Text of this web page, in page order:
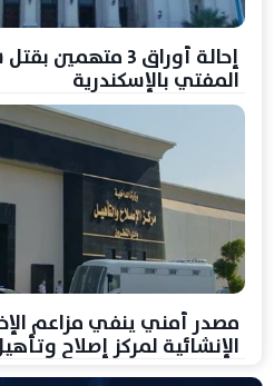
إحالة أوراق 3
المفتي بالإسكندرية
مصدر أمني ينفي مزاعم
الإنشائية لمركز إصلاح